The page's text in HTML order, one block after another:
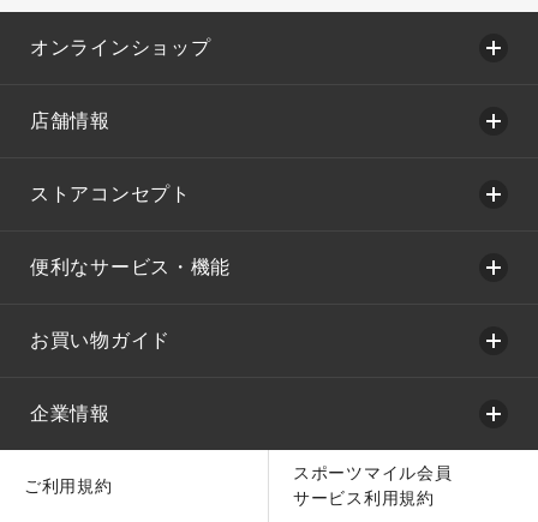
オンラインショップ
店舗情報
ストアコンセプト
便利なサービス・機能
お買い物ガイド
企業情報
ご利用規約
スポーツマイル会員
サービス利用規約